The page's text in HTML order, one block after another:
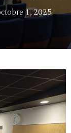
1, 2025